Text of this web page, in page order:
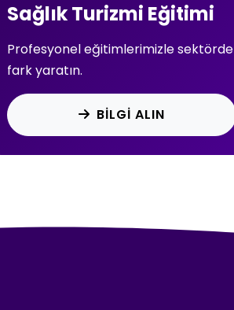
Sağlık Turizmi Eğitimi
Profesyonel eğitimlerimizle sektörde
fark yaratın.
BILGI ALIN